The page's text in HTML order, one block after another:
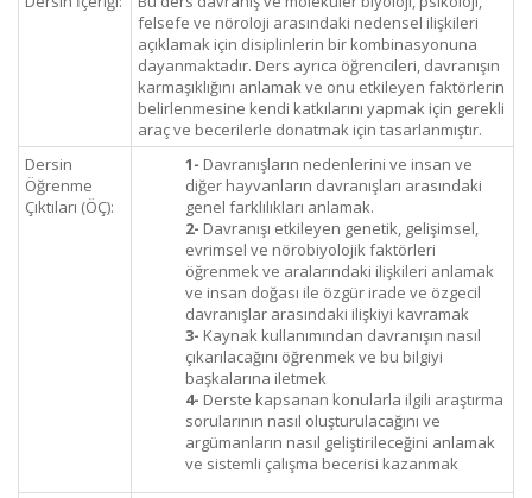
felsefe ve nöroloji arasındaki nedensel ilişkileri
açıklamak için disiplinlerin bir kombinasyonuna
dayanmaktadır. Ders ayrıca öğrencileri, davranışın
karmaşıklığını anlamak ve onu etkileyen faktörlerin
belirlenmesine kendi katkılarını yapmak için gerekli
araç ve becerilerle donatmak için tasarlanmıştır.
Dersin
Öğrenme
Çıktıları (ÖÇ):
1- Davranışların nedenlerini ve insan ve
diğer hayvanların davranışları arasındaki
genel farklılıkları anlamak.
2- Davranışı etkileyen genetik, gelişimsel,
evrimsel ve nörobiyolojik faktörleri
öğrenmek ve aralarındaki ilişkileri anlamak
ve insan doğası ile özgür irade ve özgecil
davranışlar arasındaki ilişkiyi kavramak
3- Kaynak kullanımından davranışın nasıl
çıkarılacağını öğrenmek ve bu bilgiyi
başkalarına iletmek
4- Derste kapsanan konularla ilgili araştırma
sorularının nasıl oluşturulacağını ve
argümanların nasıl geliştirileceğini anlamak
ve sistemli çalışma becerisi kazanmak